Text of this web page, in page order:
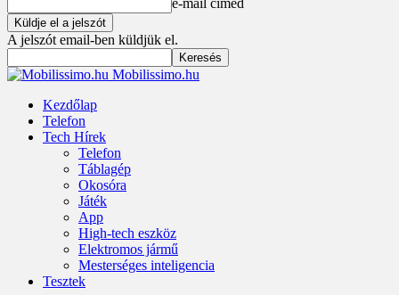
e-mail címed
A jelszót email-ben küldjük el.
Mobilissimo.hu
Kezdőlap
Telefon
Tech Hírek
Telefon
Táblagép
Okosóra
Játék
App
High-tech eszköz
Elektromos jármű
Mesterséges inteligencia
Tesztek